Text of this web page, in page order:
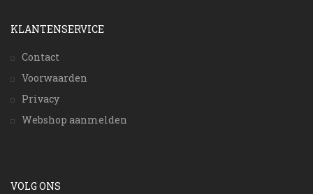
KLANTENSERVICE
Contact
Voorwaarden
Privacy
Webshop aanmelden
VOLG ONS